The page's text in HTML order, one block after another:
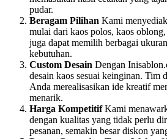
pudar.
Beragam Pilihan Kami
mulai dari kaos polos, kaos
juga dapat memilih berbagai
kebutuhan.
Custom Desain Dengan
desain kaos sesuai keinginan. Tim
Anda merealisasikan ide kreatif
menarik.
Harga KompetitifKami
dengan kualitas yang tidak perlu
pesanan, semakin besar diskon